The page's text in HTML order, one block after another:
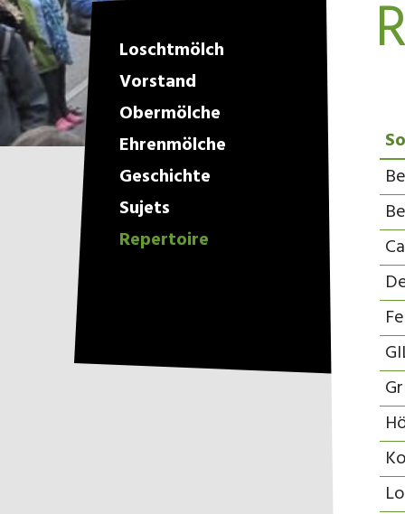
Loschtmölch
Vorstand
Obermölche
Ehrenmölche
Geschichte
Sujets
Repertoire